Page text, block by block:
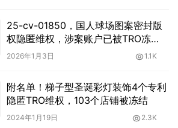
25-cv-01850，国人球场图案密封版
权隐匿维权，涉案账户已被TRO冻
结！
2026年1月3日 1.1K
附名单！梯子型圣诞彩灯装饰4个专利
隐匿TRO维权，103个店铺被冻结
2024年1月19日 2.3K